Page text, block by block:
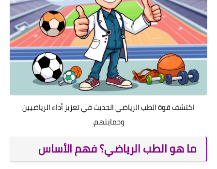
اكتشف قوة الطب الرياضي الحديث في تعزيز أداء الرياضيين
وحمايتهم.
ما هو الطب الرياضي؟ فهم الأساس